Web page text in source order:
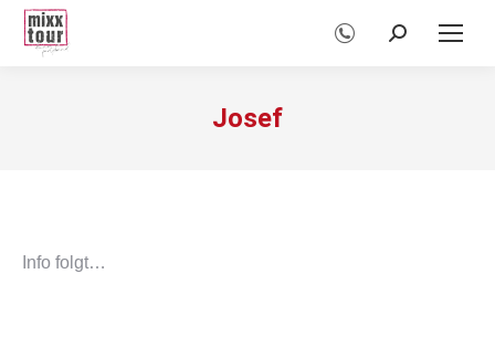
Search:
Josef
Info folgt…